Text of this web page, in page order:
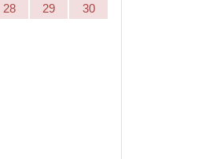
28 29
30